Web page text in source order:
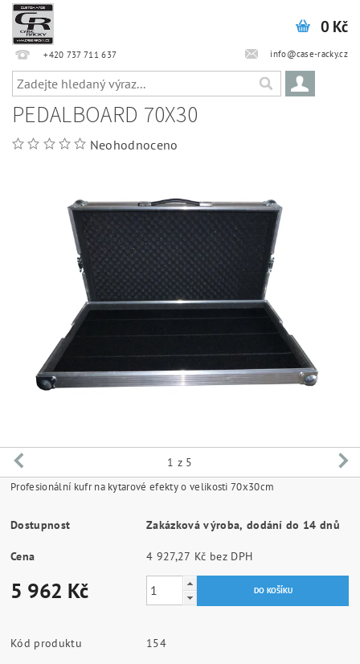
+420 737 711 637 info@case-racky.cz
0 Kč
PEDALBOARD 70X30
Neohodnoceno
1 z 5
Profesionální kufr na kytarové efekty o velikosti 70x30cm
Dostupnost Zakázková výroba, dodání do 14 dnů
Cena 4 927,27 Kč bez DPH
5 962 Kč
Kód produktu
154